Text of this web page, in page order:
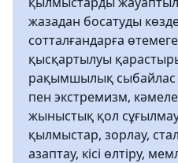
жазадан босатуды
сотталғандарға
қысқартылуы
рақымшылық сыбайлас
пен экстремизм,
жыныстық қол
қылмыстар, зорлау,
азаптау, кісі өлтіру,